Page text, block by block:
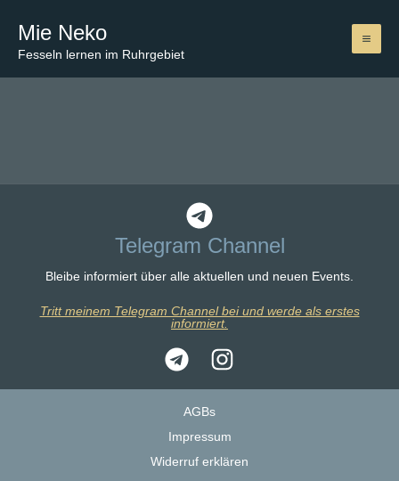
Inhalt
springen
Mie Neko
Fesseln lernen im Ruhrgebiet
Telegram Channel
Bleibe informiert über alle aktuellen und neuen Events.
Tritt meinem Telegram Channel bei und werde als erstes
informiert.
AGBs
Impressum
Widerruf erklären